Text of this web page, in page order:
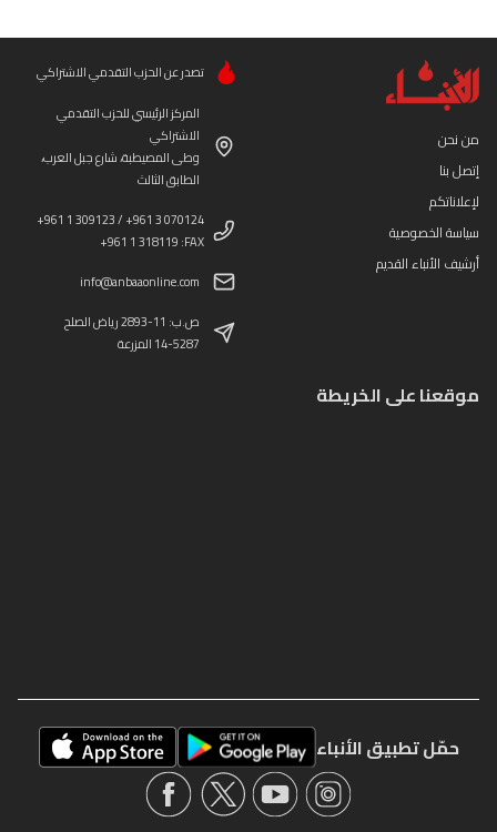
من نحن
إتصل بنا
لإعلاناتكم
سياسة الخصوصية
أرشيف الأنباء القديم
تصدر عن الحزب التقدمي الاشتراكي
المركز الرئيسي للحزب التقدمي
الاشتراكي
وطى المصيطبة، شارع جبل العرب،
الطابق الثالث
+961 1 309123 / +961 3 070124
+961 1 318119 :FAX
info@anbaaonline.com
ص.ب: 11-2893 رياض الصلح
14-5287 المزرعة
موقعنا على الخريطة
حمّل تطبيق الأنباء